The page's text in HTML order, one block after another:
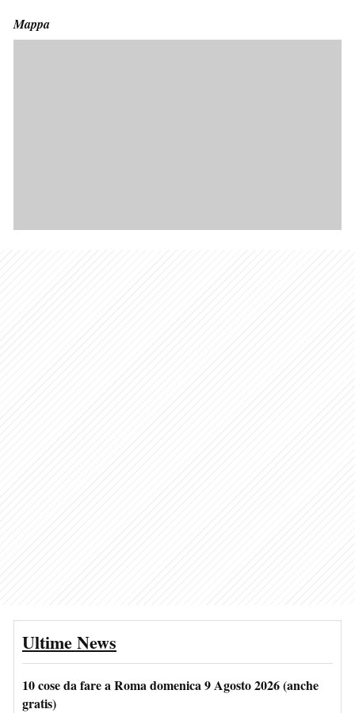
Mappa
Ultime News
10 cose da fare a Roma domenica 9 Agosto 2026 (anche
gratis)